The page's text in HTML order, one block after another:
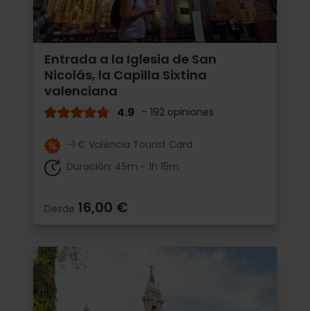
Entrada a la Iglesia de San
Nicolás, la Capilla Sixtina
valenciana
4.9 - 192 opiniones
-1 € València Tourist Card
Duración: 45m - 1h 15m
Desde 16,00 €